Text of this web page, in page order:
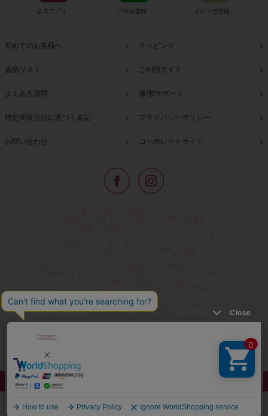
公式アプリ LINE@登録 メルマガ登録
初めてのお客様へ ラッピング
店舗リスト ご利用ガイド
よくある質問 修理/サポート
特定商取引法に基づく表記 プライバシーポリシー
お問い合わせ コーポレートサイト
人気ランキングやテレビなどメディア着用商品、
雑誌掲載商品情報を紹介するコンテンツ、
プレゼント包装無料や独自のポイント還元
などのサービスをご提供。
心躍るインポートアクセサリーや時計、小物などで、
夢やときめきを与えられるよう願っています。
◆ギフトラッピング無料/11,000円以上のご注文で送料無料◆